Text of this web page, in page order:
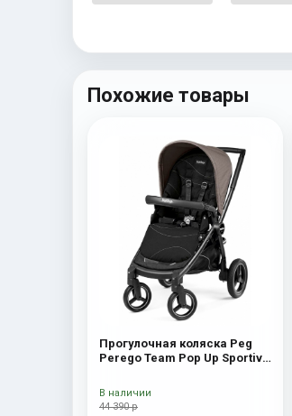
Похожие товары
Прогулочная коляска Peg
Perego Team Pop Up Sportivo
44 390 р
В наличии